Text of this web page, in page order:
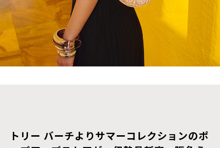
トリー バーチよりサマーコレクションのポ